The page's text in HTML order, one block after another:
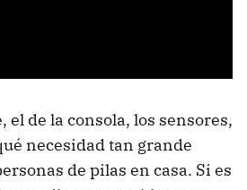
el de la consola, los sensores,
necesidad tan grande
de pilas en casa. Si es